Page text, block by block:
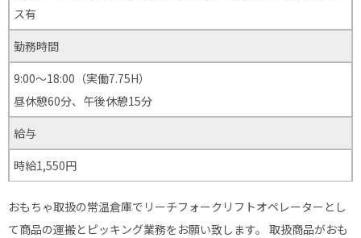
ス有
勤務時間
9:00～18:00（実働7.75H）
昼休憩60分、午後休憩15分
給与
時給1,550円
おもちゃ取扱の常温倉庫でリーチフォークリフトオペレーターとし
て商品の運搬とピッキング業務をお願い致します。 取扱商品がおも